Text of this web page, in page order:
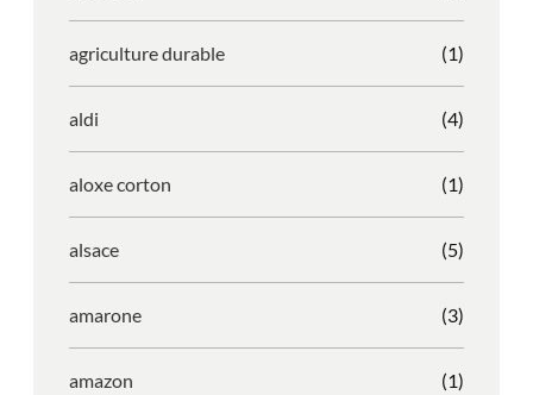
agriculture durable (1)
aldi (4)
aloxe corton (1)
alsace (5)
amarone (3)
amazon (1)